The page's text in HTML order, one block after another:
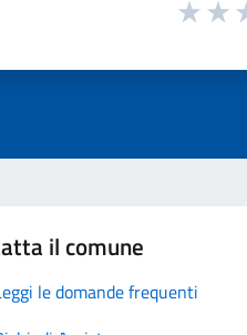
il comune
le domande frequenti